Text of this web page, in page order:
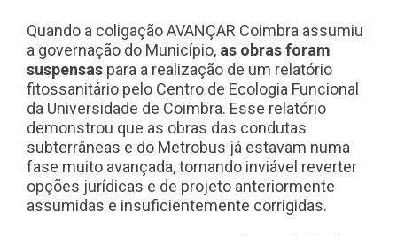
Quando a coligação AVANÇAR Coimbra assumiu
a governação do Município, as obras foram
suspensas para a realização de um relatório
fitossanitário pelo Centro de Ecologia Funcional
da Universidade de Coimbra. Esse relatório
demonstrou que as obras das condutas
subterrâneas e do Metrobus já estavam numa
fase muito avançada, tornando inviável reverter
opções jurídicas e de projeto anteriormente
assumidas e insuficientemente corrigidas.